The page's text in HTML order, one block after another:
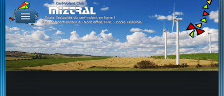
De par le monde
GALERIES
Galerie Photo
Galerie KAP
Galerie Vidéo